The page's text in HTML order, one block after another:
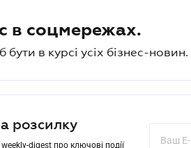
в соцмережах.
в курсі усіх бізнес-новин.
розсилку
digest про ключові події